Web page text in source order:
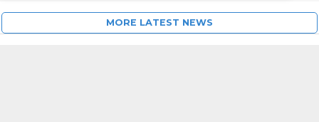
MORE LATEST NEWS